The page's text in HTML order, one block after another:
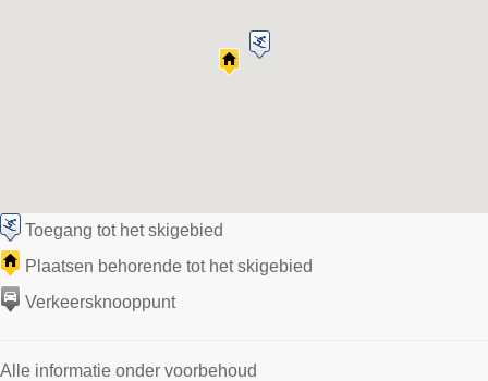
Toegang tot het skigebied
Plaatsen behorende tot het skigebied
Verkeersknooppunt
Alle informatie onder voorbehoud